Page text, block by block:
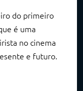
do primeiro
é uma
no cinema
e futuro.